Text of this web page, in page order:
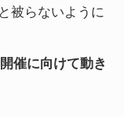
被らないように
催に向けて動き